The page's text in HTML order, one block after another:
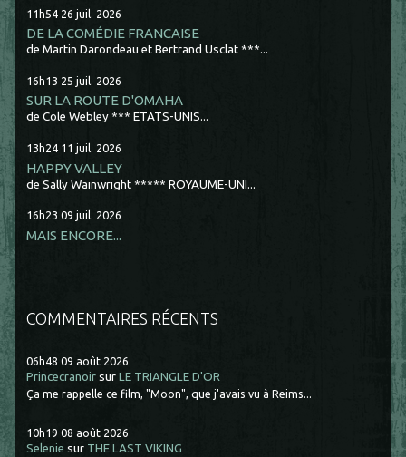
11h54 26 juil. 2026
DE LA COMÉDIE FRANCAISE
de Martin Darondeau et Bertrand Usclat ***...
16h13 25 juil. 2026
SUR LA ROUTE D'OMAHA
de Cole Webley *** ETATS-UNIS...
13h24 11 juil. 2026
HAPPY VALLEY
de Sally Wainwright ***** ROYAUME-UNI...
16h23 09 juil. 2026
MAIS ENCORE...
COMMENTAIRES RÉCENTS
06h48 09 août 2026
Princecranoir surLE TRIANGLE D'OR
Ça me rappelle ce film, "Moon", que j'avais vu à Reims...
10h19 08 août 2026
Selenie sur THE LAST VIKING